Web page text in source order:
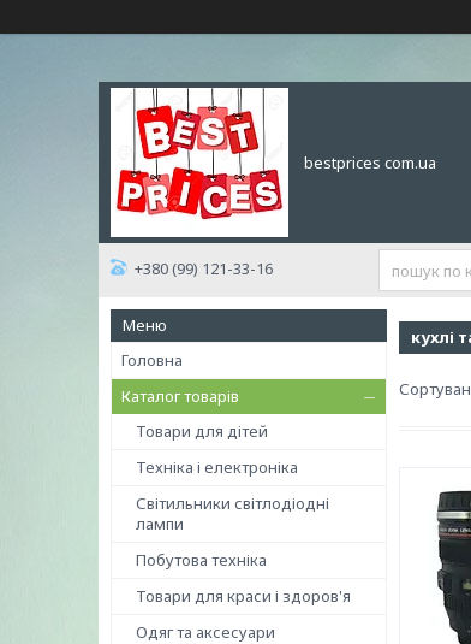
bestprices com.ua
+380 (99) 121-33-16
Головна
Каталог товарів
Товари для дітей
Техніка і електроніка
Світильники світлодіодні
лампи
Побутова техніка
Товари для краси і здоров'я
Одяг та аксесуари
кухлі